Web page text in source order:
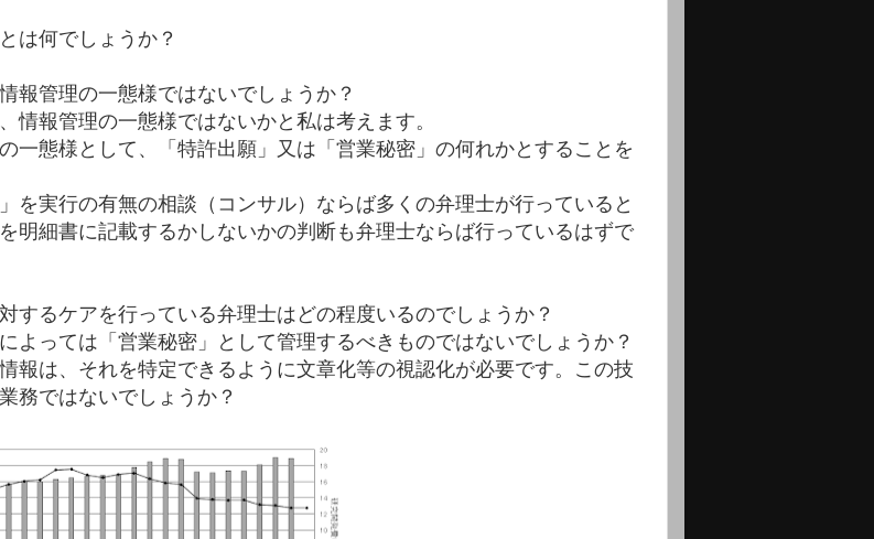
は何でしょうか？
報管理の一態様ではないでしょうか？
情報管理の一態様ではないかと私は考えます。
一態様として、「特許出願」又は「営業秘密」の何れかとすることを
を実行の有無の相談（コンサル）ならば多くの弁理士が行っていると
明細書に記載するかしないかの判断も弁理士ならば行っているはずで
するケアを行っている弁理士はどの程度いるのでしょうか？
よっては「営業秘密」として管理するべきものではないでしょうか？
報は、それを特定できるように文章化等の視認化が必要です。この技
務ではないでしょうか？